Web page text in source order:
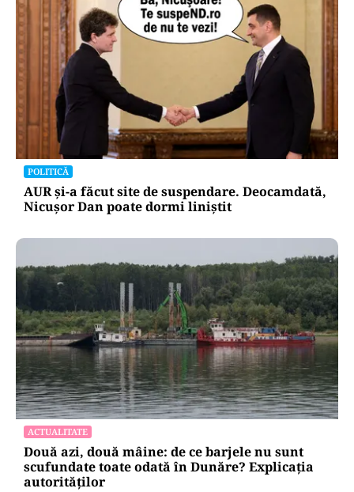
POLITICĂ
AUR și-a făcut site de suspendare. Deocamdată,
Nicușor Dan poate dormi liniștit
ACTUALITATE
Două azi, două mâine: de ce barjele nu sunt
scufundate toate odată în Dunăre? Explicația
autorităților